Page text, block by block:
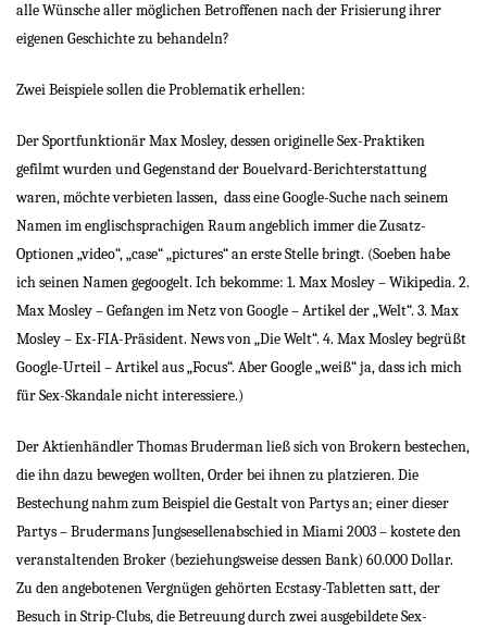
alle Wünsche aller möglichen Betroffenen nach der Frisierung ihrer
eigenen Geschichte zu behandeln?
Zwei Beispiele sollen die Problematik erhellen:
Der Sportfunktionär Max Mosley, dessen originelle Sex-Praktiken
gefilmt wurden und Gegenstand der Bouelvard-Berichterstattung
waren, möchte verbieten lassen, dass eine Google-Suche nach seinem
Namen im englischsprachigen Raum angeblich immer die Zusatz-
Optionen „video“, „case“ „pictures“ an erste Stelle bringt. (Soeben habe
ich seinen Namen gegoogelt. Ich bekomme: 1. Max Mosley – Wikipedia. 2.
Max Mosley – Gefangen im Netz von Google – Artikel der „Welt“. 3. Max
Mosley – Ex-FIA-Präsident. News von „Die Welt“. 4. Max Mosley begrüßt
Google-Urteil – Artikel aus „Focus“. Aber Google „weiß“ ja, dass ich mich
für Sex-Skandale nicht interessiere.)
Der Aktienhändler Thomas Bruderman ließ sich von Brokern bestechen,
die ihn dazu bewegen wollten, Order bei ihnen zu platzieren. Die
Bestechung nahm zum Beispiel die Gestalt von Partys an; einer dieser
Partys – Brudermans Jungsesellenabschied in Miami 2003 – kostete den
veranstaltenden Broker (beziehungsweise dessen Bank) 60.000 Dollar.
Zu den angebotenen Vergnügen gehörten Ecstasy-Tabletten satt, der
Besuch in Strip-Clubs, die Betreuung durch zwei ausgebildete Sex-